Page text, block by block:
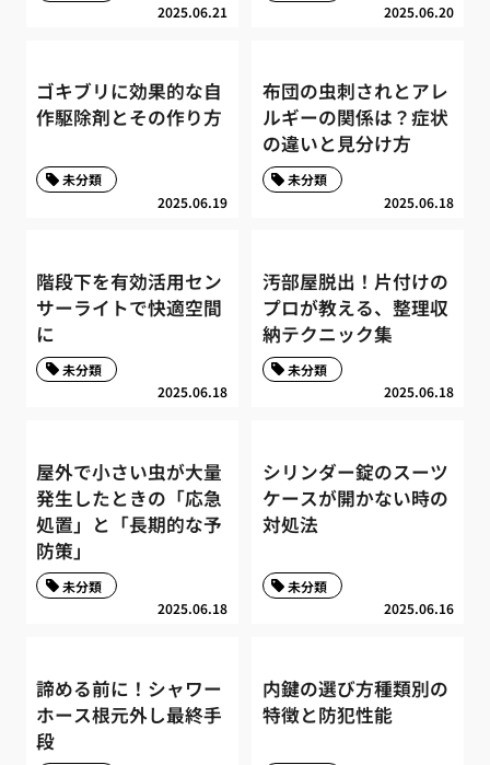
2025.06.21 2025.06.20
ゴキブリに効果的な自
作駆除剤とその作り方
2025.06.19
未分類
布団の虫刺されとアレ
ルギーの関係は？症状
の違いと見分け方
2025.06.18
未分類
階段下を有効活用セン
サーライトで快適空間
に
2025.06.18
未分類
汚部屋脱出！片付けの
プロが教える、整理収
納テクニック集
2025.06.18
未分類
屋外で小さい虫が大量
発生したときの「応急
処置」と「長期的な予
防策」
2025.06.18
未分類
シリンダー錠のスーツ
ケースが開かない時の
対処法
2025.06.16
未分類
諦める前に！シャワー
ホース根元外し最終手
段
内鍵の選び方種類別の
特徴と防犯性能